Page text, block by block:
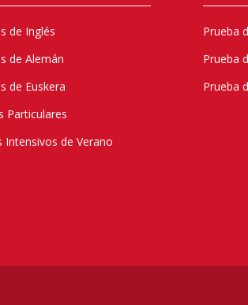
de Inglés
de Alemán
de Euskera
Particulares
Intensivos de Verano
Prueba
Prueba
Prueba